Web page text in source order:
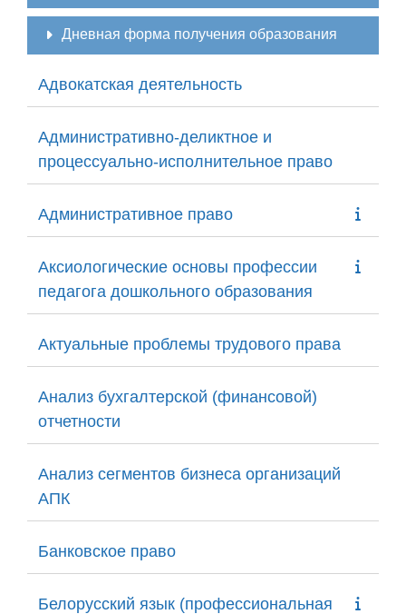
Дневная форма получения образования
Адвокатская деятельность
Административно-деликтное и
процессуально-исполнительное право
Административное право
Аксиологические основы профессии
педагога дошкольного образования
Актуальные проблемы трудового права
Анализ бухгалтерской (финансовой)
отчетности
Анализ сегментов бизнеса организаций
АПК
Банковское право
Белорусский язык (профессиональная